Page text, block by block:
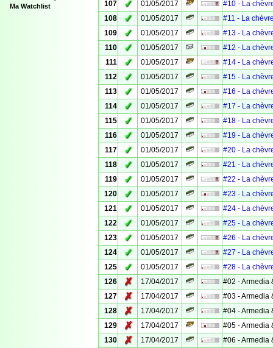
Ma Watchlist
107
✓ 01/05/2017
#10 - La
108
✓ 01/05/2017
#11 - La
109
✓ 01/05/2017
#13 - La
110
✓ 01/05/2017
#12 - La
111
✓ 01/05/2017
#14 - La
112
✓ 01/05/2017
#15 - La
113
✓ 01/05/2017
#16 - La
114
✓ 01/05/2017
#17 - La
115
✓ 01/05/2017
#18 - La
116
✓ 01/05/2017
#19 - La
117
✓ 01/05/2017
#20 - La
118
✓ 01/05/2017
#21 - La
119
✓ 01/05/2017
#22 - La
120
✓ 01/05/2017
#23 - La
121
✓ 01/05/2017
#24 - La
122
✓ 01/05/2017
#25 - La
123
✓ 01/05/2017
#26 - La
124
✓ 01/05/2017
#27 - La
125
✓ 01/05/2017
#28 - La
126
✗ 17/04/2017
#02 - Armedia
127
✗ 17/04/2017
#03 - Armedia
128
✗ 17/04/2017
#04 - Armedia
129
✗ 17/04/2017
#05 - Armedia
130
✗ 17/04/2017
#06 - Armedia